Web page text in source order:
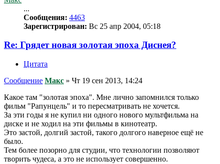
...
Сообщения: 4463
Зарегистрирован: Вс 25 апр 2004, 05:18
Re: Грядет новая золотая эпоха Диснея?
Цитата
Сообщение Макс » Чт 19 сен 2013, 14:24
Какое там "золотая эпоха". Мне лично запомнился только
фильм "Рапунцель" и то пересматривать не хочется.
За эти годы я не купил ни одного нового мультфильма на
диске и не ходил на эти фильмы в кинотеатр.
Это застой, долгий застой, такого долгого наверное ещё не
было.
Тем более позорно для студии, что технологии позволяют
творить чудеса, а это не использует совершенно.